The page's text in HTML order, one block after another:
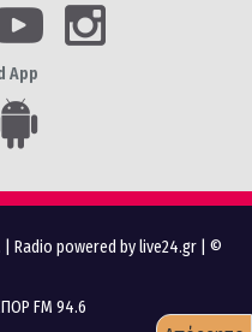
App
Radio powered by live24.gr | ©
FM 94.6